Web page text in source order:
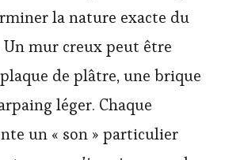
la nature exacte du
Un mur creux peut être
de plâtre, une brique
léger. Chaque
un « son » particulier